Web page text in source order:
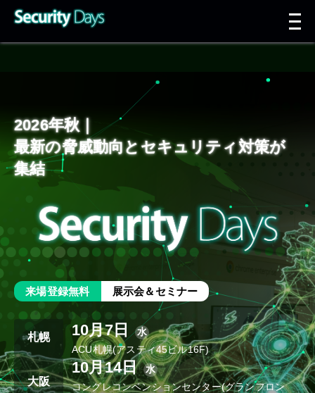
2026年秋｜
最新の脅威動向とセキュリティ対策が
集結
来場登録無料 展示会＆セミナー
札幌 10月7日 水
ACU札幌(アスティ45ビル16F)
大阪
10月14日 水
コングレコンベンションセンター(グランフロン